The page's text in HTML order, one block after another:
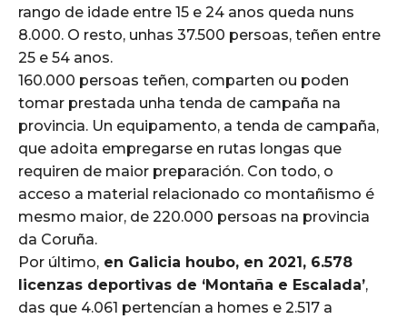
rango de idade entre 15 e 24 anos queda nuns
8.000. O resto, unhas 37.500 persoas, teñen entre
25 e 54 anos.
160.000 persoas teñen, comparten ou poden
tomar prestada unha tenda de campaña na
provincia. Un equipamento, a tenda de campaña,
que adoita empregarse en rutas longas que
requiren de maior preparación. Con todo, o
acceso a material relacionado co montañismo é
mesmo maior, de 220.000 persoas na provincia
da Coruña.
Por último, en Galicia houbo, en 2021, 6.578
licenzas deportivas de ‘Montaña e Escalada’,
das que 4.061 pertencían a homes e 2.517 a